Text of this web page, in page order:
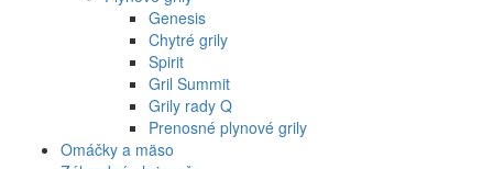
Genesis
Chytré grily
Spirit
Gril Summit
Grily rady Q
Prenosné plynové grily
Omáčky a mäso